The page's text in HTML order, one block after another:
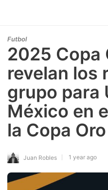
Futbol
2025 Copa
revelan los
grupo para
México en
la Copa Oro
Juan Robles 1 year ago